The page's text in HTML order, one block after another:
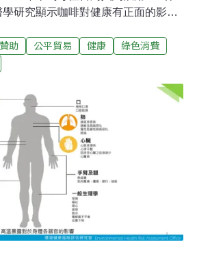
研究顯示咖啡對健康有正面的影響
風險。另一篇發表在《歐洲心臟病學
顯示每天飲用2-3杯咖啡可明顯降低
贊助 公平貿易 健康
綠色消費